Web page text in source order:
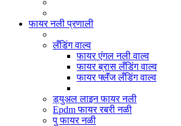
फायर नली प्रणाली
लँडिंग वाल्व
फायर एंगल नली वाल्व
फायर ब्रास लँडिंग वाल्व
फायर फ्लॅंज लँडिंग वाल्व
ड्युअल लाइन फायर नली
Epdm फायर रबरी नळी
पु फायर नळी